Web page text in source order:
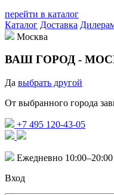
перейти в каталог
Каталог Доставка
Москва
ВАШ ГОРОД -
Да выбрать другой
От выбранного города
+7 495 120-43-05
Ежедневно 10:00–20:00
Вход